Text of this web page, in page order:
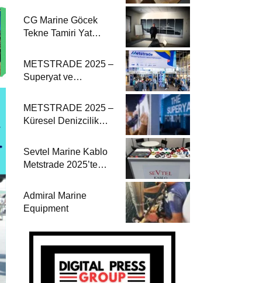
CG Marine Göcek
Tekne Tamiri Yat
METSTRADE 2025 –
Superyat ve
Ekipmanları
Ekonomik Raporu
METSTRADE 2025 –
Küresel Denizcilik
Büyüme Raporu
Yayında
Sevtel Marine Kablo
Metstrade 2025’te
Teknolojilerini
Sektörle Buluşturdu
Admiral Marine
Equipment